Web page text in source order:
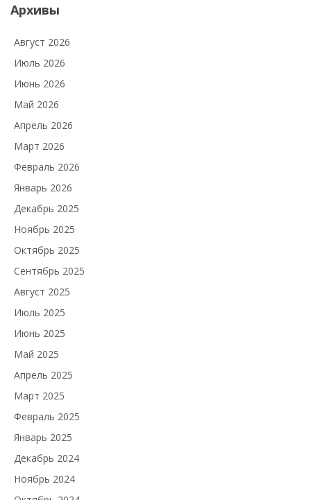
Архивы
Август 2026
Июль 2026
Июнь 2026
Май 2026
Апрель 2026
Март 2026
Февраль 2026
Январь 2026
Декабрь 2025
Ноябрь 2025
Октябрь 2025
Сентябрь 2025
Август 2025
Июль 2025
Июнь 2025
Май 2025
Апрель 2025
Март 2025
Февраль 2025
Январь 2025
Декабрь 2024
Ноябрь 2024